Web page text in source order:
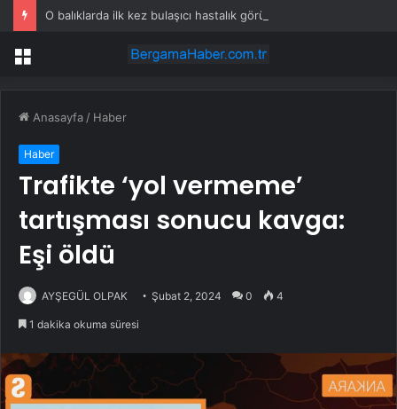
Menü
Anasayfa / Haber
Haber
Trafikte ‘yol vermeme’
tartışması sonucu kavga:
Eşi öldü
AYŞEGÜL OLPAK Şubat 2, 2024 0 4
1 dakika okuma süresi